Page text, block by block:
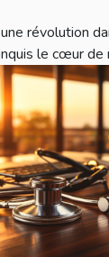
révolution
le cœur de